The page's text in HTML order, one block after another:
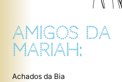
AMIGOS DA
MARIAH:
Achados da Bia